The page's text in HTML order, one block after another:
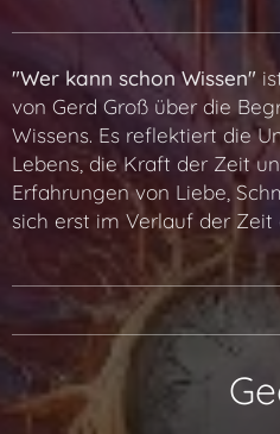
"Wer kann schon Wissen"
von Gerd Groß über die
Wissens. Es reflektiert die
Lebens, die Kraft der Zeit
Erfahrungen von Liebe,
sich erst im Verlauf der
📖